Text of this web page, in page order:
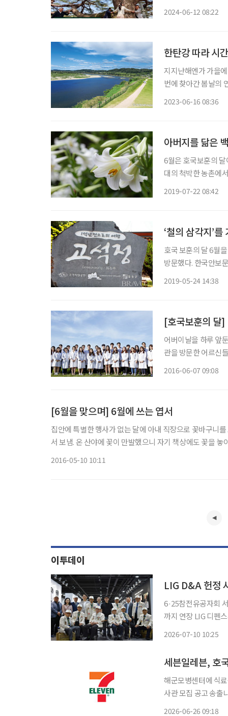
2024-06-12 08:22
한탄강 따라 시
지지난해엔가 가을에 갔던 연천은햇살이 바삭하고 고요했던 산하가 기억 속에 남아 있다
번에 찾아간 봄날의
2023-06-16 08:36
아버지를 닮은
6월은 호국보훈의
대의 척박한 농촌에
2019-07-22 08:42
‘철의 삼각지’를
호국 보훈의 달 6월
방문했다. 한국안보
2019-05-24 14:38
어버이날을 하루 앞
관을 방문한 어르신
2016-06-07 09:08
[6월을 맞으며] 6월에 쓰는 엽서
집안에 특별한 행사가 없는 달에 아내 직장으로 꽃바구니
서 보냄. 온 산야에 꽃이 만발했으니 자기 책상에도 꽃을
2016-05-10 10:11
이투데이
LIG D&A 헌정
6·25참전유공자회
까지 연장 LIG 디펜스&에어로스페이스가 창립 50주년을 맞아 마련한 한국전 참전용사 헌정
2026-07-10 10:25
세븐일레븐, 호
해군모병센터에 식
사관 모집 공고 송출나
2026-06-26 09:18